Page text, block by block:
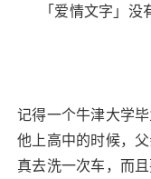
「爱情文字」没
记得一个牛津大学
他上高中的时候，
真去洗一次车，而且